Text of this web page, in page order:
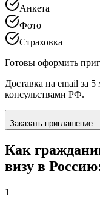
Анкета
Фото
Страховка
Готовы оформить
Доставка на email за
консульствами РФ.
Заказать приглашение
Как
визу в
1